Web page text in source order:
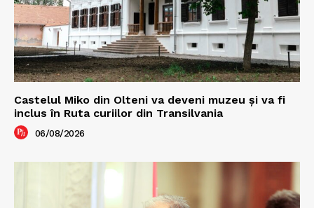
Castelul Miko din Olteni va deveni muzeu şi va fi
inclus în Ruta curiilor din Transilvania
06/08/2026